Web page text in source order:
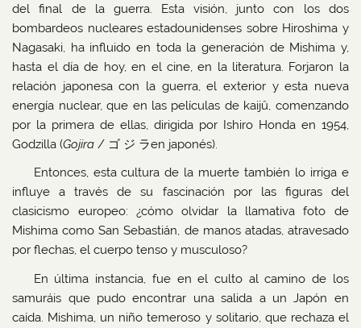
del final de la guerra. Esta visión, junto con los dos
bombardeos nucleares estadounidenses sobre Hiroshima y
Nagasaki, ha influido en toda la generación de Mishima y,
hasta el día de hoy, en el cine, en la literatura. Forjaron la
relación japonesa con la guerra, el exterior y esta nueva
energía nuclear, que en las películas de kaijû, comenzando
por la primera de ellas, dirigida por Ishiro Honda en 1954,
Godzilla (Gojira / ゴ ジ ラen japonés).
Entonces, esta cultura de la muerte también lo irriga e
influye a través de su fascinación por las figuras del
clasicismo europeo: ¿cómo olvidar la llamativa foto de
Mishima como San Sebastián, de manos atadas, atravesado
por flechas, el cuerpo tenso y musculoso?
En última instancia, fue en el culto al camino de los
samuráis que pudo encontrar una salida a un Japón en
caída. Mishima, un niño temeroso y solitario, que rechaza el